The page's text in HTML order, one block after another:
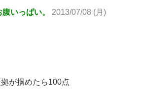
いっぱい。 2013/07/08 (月)
が掴めたら100点